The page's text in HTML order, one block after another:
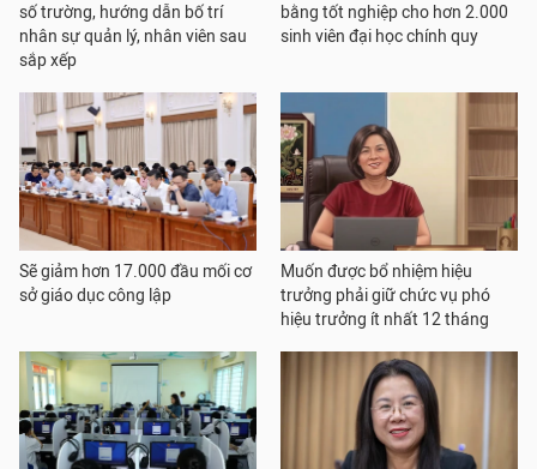
số trường, hướng dẫn bố trí
nhân sự quản lý, nhân viên sau
sắp xếp
bằng tốt nghiệp cho hơn 2.000
sinh viên đại học chính quy
Sẽ giảm hơn 17.000 đầu mối cơ
sở giáo dục công lập
Muốn được bổ nhiệm hiệu
trưởng phải giữ chức vụ phó
hiệu trưởng ít nhất 12 tháng